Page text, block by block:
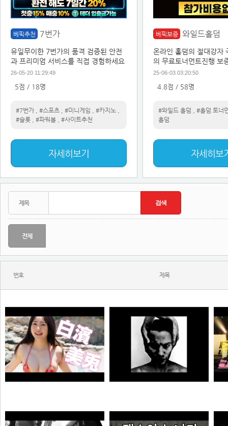
베픽추천 7번가
유일무이한 7번가의 품격 검증된 안전
과 프리미엄 서비스를 직접 경험하세요
26-05-20 11:29:49
5점 / 18명
#7번가 #스포츠 #미니게임 #카지노
#슬롯
#파워볼 #사이트추천
자세히보기
베픽보증 와일드홀덤
온라인 홀덤의 절대강자
의 무료토너먼트진행 보
이트
25-06-03 03:20:50
4.8점 / 58명
#와일드 홀덤
#홀덤 토너
홀덤
자세히보
전체
번호 제목
곰비서
극혐